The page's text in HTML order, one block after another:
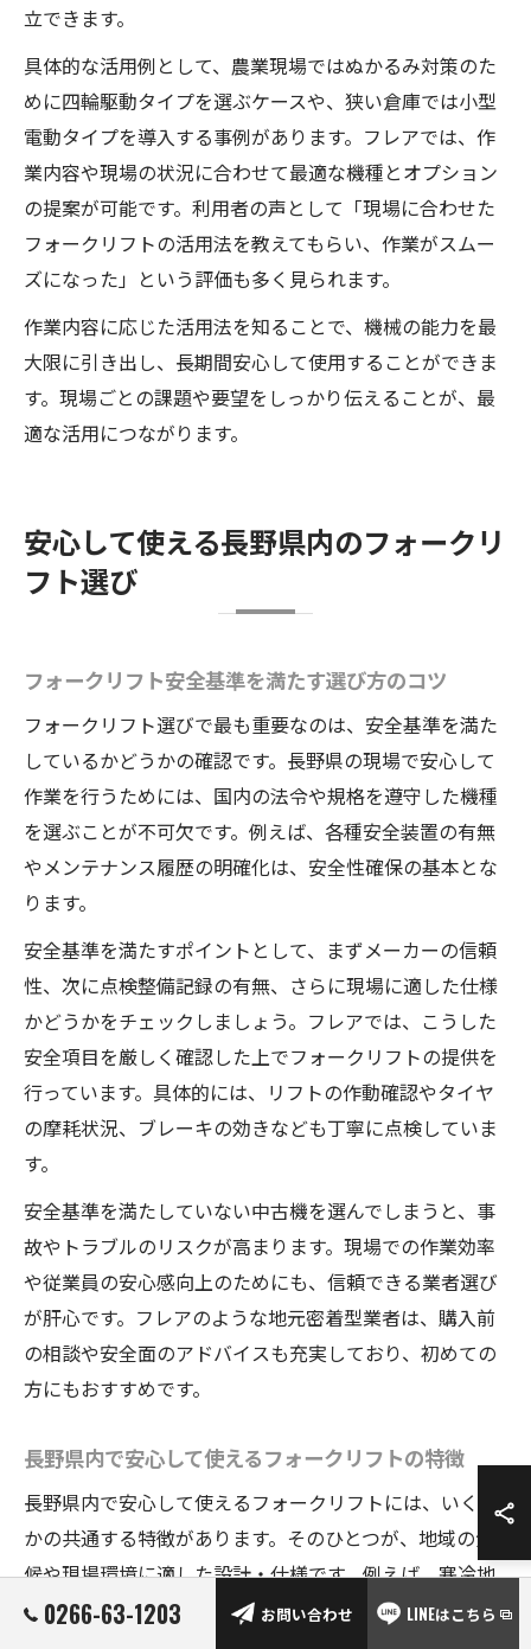
立できます。
具体的な活用例として、農業現場ではぬかるみ対策のた
めに四輪駆動タイプを選ぶケースや、狭い倉庫では小型
電動タイプを導入する事例があります。フレアでは、作
業内容や現場の状況に合わせて最適な機種とオプション
の提案が可能です。利用者の声として「現場に合わせた
フォークリフトの活用法を教えてもらい、作業がスムー
ズになった」という評価も多く見られます。
作業内容に応じた活用法を知ることで、機械の能力を最
大限に引き出し、長期間安心して使用することができま
す。現場ごとの課題や要望をしっかり伝えることが、最
適な活用につながります。
安心して使える長野県内のフォークリ
フト選び
フォークリフト安全基準を満たす選び方のコツ
フォークリフト選びで最も重要なのは、安全基準を満た
しているかどうかの確認です。長野県の現場で安心して
作業を行うためには、国内の法令や規格を遵守した機種
を選ぶことが不可欠です。例えば、各種安全装置の有無
やメンテナンス履歴の明確化は、安全性確保の基本とな
ります。
安全基準を満たすポイントとして、まずメーカーの信頼
性、次に点検整備記録の有無、さらに現場に適した仕様
かどうかをチェックしましょう。フレアでは、こうした
安全項目を厳しく確認した上でフォークリフトの提供を
行っています。具体的には、リフトの作動確認やタイヤ
の摩耗状況、ブレーキの効きなども丁寧に点検していま
す。
安全基準を満たしていない中古機を選んでしまうと、事
故やトラブルのリスクが高まります。現場での作業効率
や従業員の安心感向上のためにも、信頼できる業者選び
が肝心です。フレアのような地元密着型業者は、購入前
の相談や安全面のアドバイスも充実しており、初めての
方にもおすすめです。
長野県内で安心して使えるフォークリフトの特徴
長野県内で安心して使えるフォークリフトには、いくつ
かの共通する特徴があります。そのひとつが、地域の気
候や現場環境に適した設計・仕様です。例えば、寒冷地
仕様や悪路対応のタイヤ装備など、長野特有の条件に合
0266-63-1203 お問い合わせ LINEはこちら